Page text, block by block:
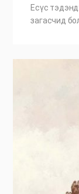
Есүс
загасчид